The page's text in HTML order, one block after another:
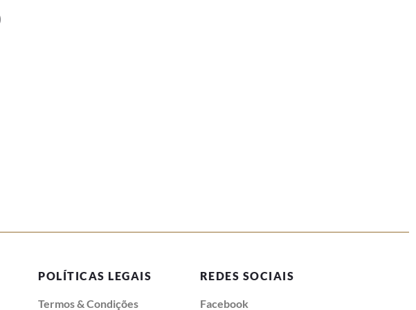
POLÍTICAS LEGAIS
Termos & Condições
REDES SOCIAIS
Facebook